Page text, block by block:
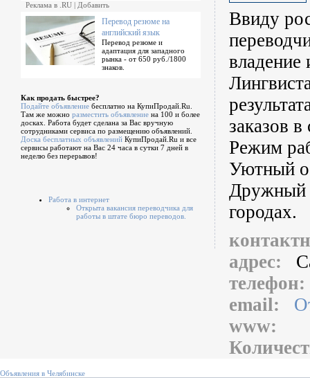
Реклама в .RU | Добавить
Перевод резюме на
английский язык
Перевод резюме и
адаптация для западного
рынка - от 650 руб./1800
знаков.
Как продать быстрее?
Подайте объявление бесплатно на КупиПродай.Ru.
Там же можно разместить объявление на 100 и более
досках. Работа будет сделана за Вас вручную
сотрудниками сервиса по размещению объявлений.
Доска бесплатных объявлений КупиПродай.Ru и все
сервисы работают на Вас 24 часа в сутки 7 дней в
неделю без перерывов!
Работа в интернет
Открыта вакансия переводчика для
работы в штате бюро переводов.
Ввиду
владение
заказов в
Режим
Уютный
Дружный
городах.
адрес:
email:
www:
Объявления в Челябинске